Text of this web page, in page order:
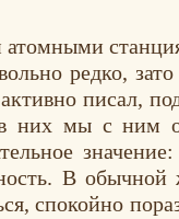
редко,
писал,
в них мы с ним
В
спокойно